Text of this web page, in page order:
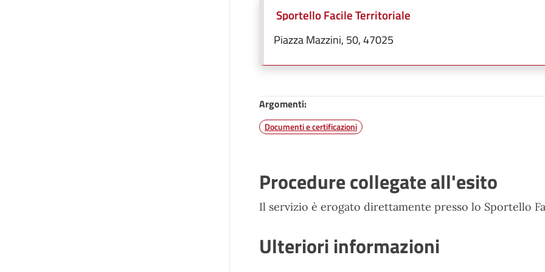
Sportello Facile Territoriale
Piazza Mazzini, 50, 47025
Argomenti:
Documenti e certificazioni
Procedure collegate all'esito
Il servizio è erogato direttamente presso lo Sportello
Ulteriori informazioni